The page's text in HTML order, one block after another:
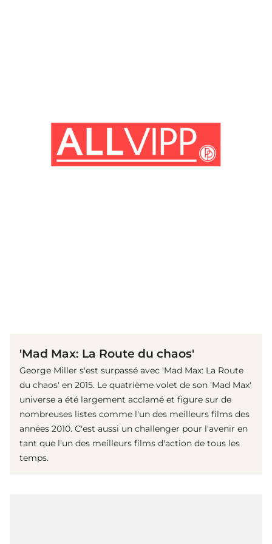
'Mad Max: La Route du chaos'
George Miller s'est surpassé avec 'Mad Max: La Route
du chaos' en 2015. Le quatrième volet de son 'Mad Max'
universe a été largement acclamé et figure sur de
nombreuses listes comme l'un des meilleurs films des
années 2010. C'est aussi un challenger pour l'avenir en
tant que l'un des meilleurs films d'action de tous les
temps.